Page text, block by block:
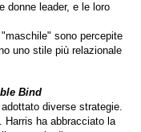
donne leader, e le loro
sono percepite
uno stile più relazionale
Bind
diverse strategie.
Harris ha abbracciato la